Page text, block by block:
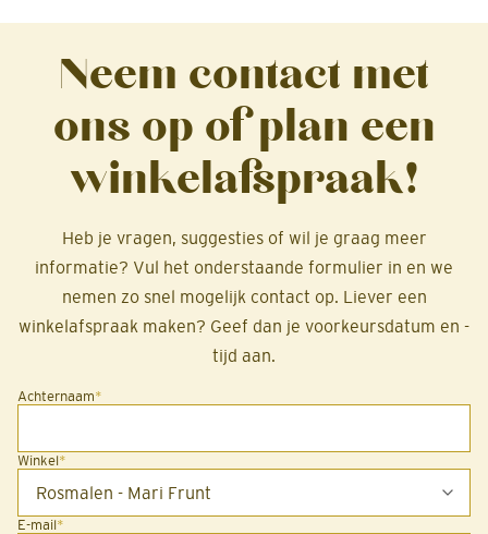
Neem contact met
ons op of plan een
winkelafspraak!
Heb je vragen, suggesties of wil je graag meer
informatie? Vul het onderstaande formulier in en we
nemen zo snel mogelijk contact op. Liever een
winkelafspraak maken? Geef dan je voorkeursdatum en -
tijd aan.
Achternaam*
Winkel*
E-mail*